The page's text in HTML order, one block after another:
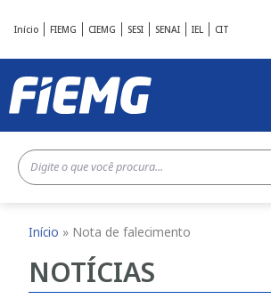
Início FIEMG CIEMG SESI SENAI IEL CIT
Início » Nota de falecimento
NOTÍCIAS